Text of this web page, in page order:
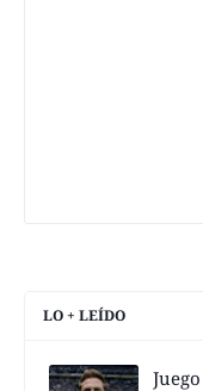
LO + LEÍDO